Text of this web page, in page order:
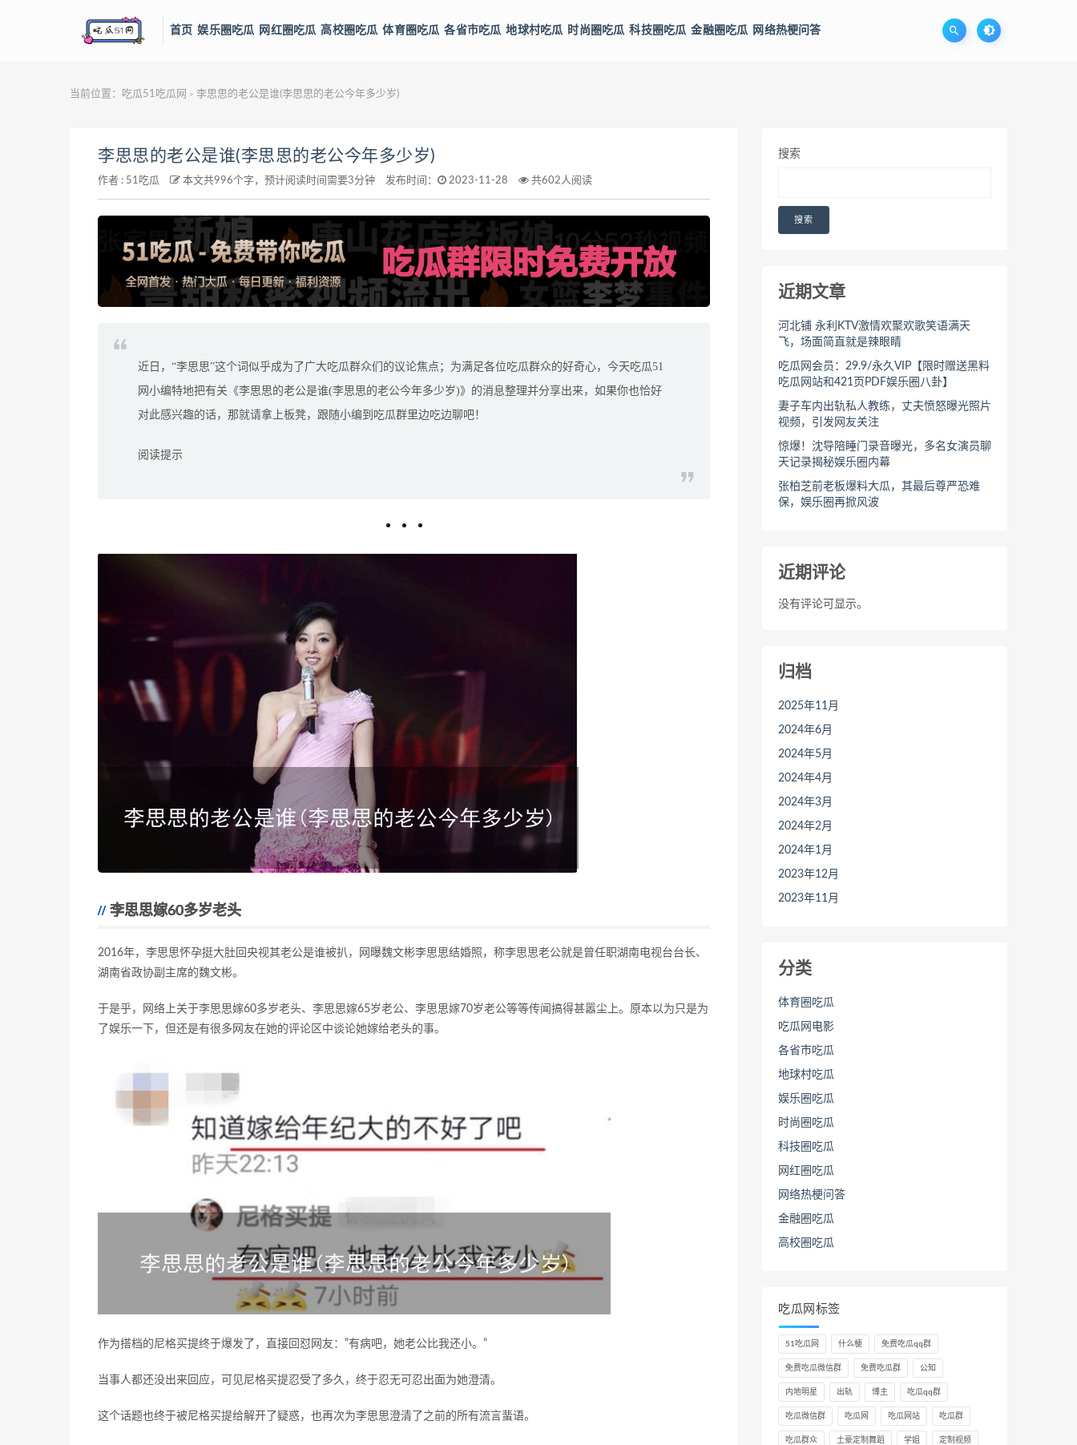
首页 娱乐圈吃瓜 网红圈吃瓜 高校圈吃瓜 体育圈吃瓜 各省市吃瓜 地球村吃瓜 时尚圈吃瓜 科技圈吃瓜 金融圈吃瓜 网络热梗问答
当前位置： 吃瓜51吃瓜网 > 李思思的老公是谁(李思思的老公今年多少岁)
李思思的老公是谁(李思思的老公今年多少岁)
作者 : 51吃瓜 本文共996个字，预计阅读时间需要3分钟 发布时间： 2023-11-28 共602人阅读
近日，“李思思”这个词似乎成为了广大吃瓜群众们的议论焦点；为满足各位吃瓜群众的好奇心，今天吃瓜51
网小编特地把有关《李思思的老公是谁(李思思的老公今年多少岁)》的消息整理并分享出来，如果你也恰好
对此感兴趣的话，那就请拿上板凳，跟随小编到吃瓜群里边吃边聊吧！
阅读提示
李思思嫁60多岁老头
2016年，李思思怀孕挺大肚回央视其老公是谁被扒，网曝魏文彬李思思结婚照，称李思思老公就是曾任职湖南电视台台长、
湖南省政协副主席的魏文彬。
于是乎，网络上关于李思思嫁60多岁老头、李思思嫁65岁老公、李思思嫁70岁老公等等传闻搞得甚嚣尘上。原本以为只是为
了娱乐一下，但还是有很多网友在她的评论区中谈论她嫁给老头的事。
作为搭档的尼格买提终于爆发了，直接回怼网友：”有病吧，她老公比我还小。”
当事人都还没出来回应，可见尼格买提忍受了多久，终于忍无可忍出面为她澄清。
这个话题也终于被尼格买提给解开了疑惑，也再次为李思思澄清了之前的所有流言蜚语。
搜索
搜索
近期文章
河北铺 永利KTV激情欢聚欢歌笑语满天
飞，场面简直就是辣眼睛
吃瓜网会员：29.9/永久VIP【限时赠送黑料
吃瓜网站和421页PDF娱乐圈八卦】
妻子车内出轨私人教练，丈夫愤怒曝光照片
视频，引发网友关注
惊爆！沈导陪睡门录音曝光，多名女演员聊
天记录揭秘娱乐圈内幕
张柏芝前老板爆料大瓜，其最后尊严恐难
保，娱乐圈再掀风波
近期评论
没有评论可显示。
归档
2025年11月
2024年6月
2024年5月
2024年4月
2024年3月
2024年2月
2024年1月
2023年12月
2023年11月
分类
体育圈吃瓜
吃瓜网电影
各省市吃瓜
地球村吃瓜
娱乐圈吃瓜
时尚圈吃瓜
科技圈吃瓜
网红圈吃瓜
网络热梗问答
金融圈吃瓜
高校圈吃瓜
吃瓜网标签
51吃瓜网 什么梗 免费吃瓜qq群
免费吃瓜微信群 免费吃瓜群 公知
内地明星 出轨 博主 吃瓜qq群
吃瓜微信群 吃瓜网 吃瓜网站 吃瓜群
吃瓜群众 土豪定制舞蹈 学姐 定制视频